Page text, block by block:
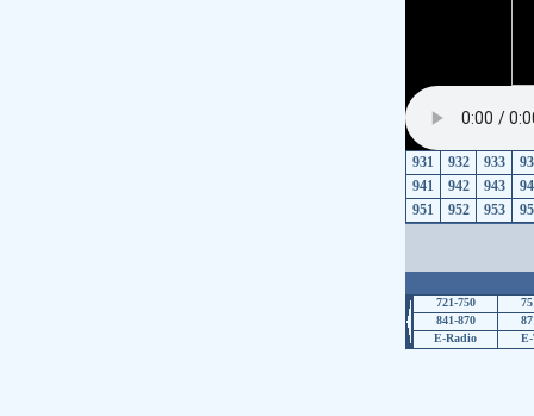
931 932 933
941
942 943
951
952 953
721-750
841-870
E-Radio